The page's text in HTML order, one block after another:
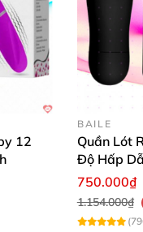
nữa.
12
BAILE
Quần Lót
Độ Hấp
750.000₫
1.154.000₫